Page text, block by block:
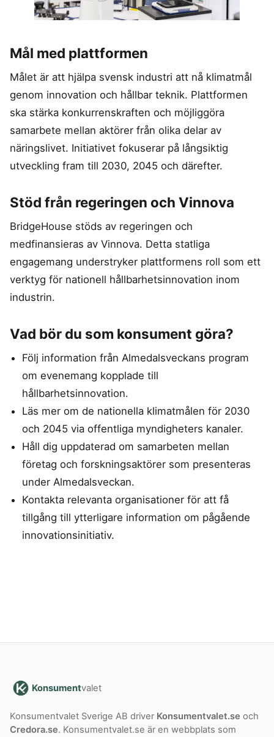
Mål med plattformen
Målet är att hjälpa svensk industri att nå klimatmål
genom innovation och hållbar teknik. Plattformen
ska stärka konkurrenskraften och möjliggöra
samarbete mellan aktörer från olika delar av
näringslivet. Initiativet fokuserar på långsiktig
utveckling fram till 2030, 2045 och därefter.
Stöd från regeringen och Vinnova
BridgeHouse stöds av regeringen och
medfinansieras av Vinnova. Detta statliga
engagemang understryker plattformens roll som ett
verktyg för nationell hållbarhetsinnovation inom
industrin.
Vad bör du som konsument göra?
Följ information från Almedalsveckans program
om evenemang kopplade till
hållbarhetsinnovation.
Läs mer om de nationella klimatmålen för 2030
och 2045 via offentliga myndigheters kanaler.
Håll dig uppdaterad om samarbeten mellan
företag och forskningsaktörer som presenteras
under Almedalsveckan.
Kontakta relevanta organisationer för att få
tillgång till ytterligare information om pågående
innovationsinitiativ.
Konsumentvalet
Konsumentvalet Sverige AB driver Konsumentvalet.se och
Credora.se. Konsumentvalet.se är en webbplats som